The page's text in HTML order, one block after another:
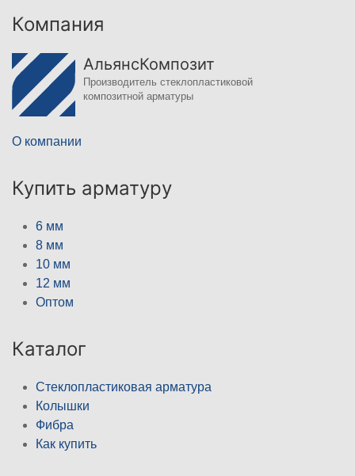
Компания
АльянсКомпозит
Производитель стеклопластиковой
композитной арматуры
О компании
Купить арматуру
6 мм
8 мм
10 мм
12 мм
Оптом
Каталог
Стеклопластиковая арматура
Колышки
Фибра
Как купить